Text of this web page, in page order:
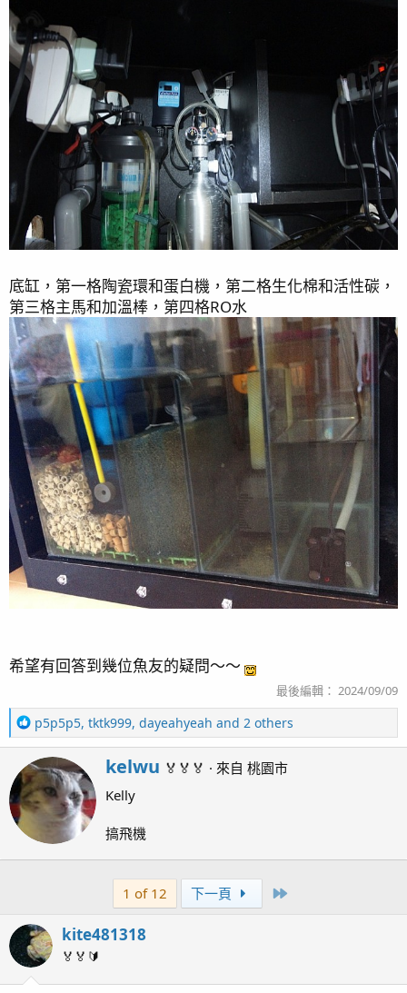
底缸，第一格陶瓷環和蛋白機，第二格生化棉和活性碳，
第三格主馬和加溫棒，第四格RO水
希望有回答到幾位魚友的疑問～～
最後編輯： 2024/09/09
R
e
a
c
t
i
n
s
p5p5p5, tktk999, dayeahyeah and 2 others
W
i
t
e
kelwu 🏅🏅🏅 · 來自 桃園市
Kelly
搞飛機
1 of 12 下一頁
kite481318
🏅🏅🔰